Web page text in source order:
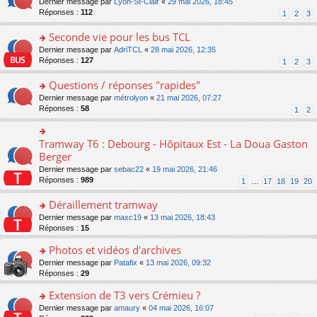
nt
s
ré
e
nt
lu
le
pl
u
s
ré
c
nt
e
n
lu
le
pl
u
s
ré
nt
le
m
e
s
s
a
g
n
o
n
lu
le
u
s
ré
nt
n
s
ult
er
le
m
e
s
s
a
g
e
n
o
n
lu
le
pl
u
s
ré
c
nt
Réponses : 112 1 2 3
o
n
s
ult
er
le
m
e
s
a
g
e
n
lu
le
pl
u
s
ré
c
e
nt
Seconde vie pour les bus TCL
Dernier message par AdriTCL « 28 mai 2026, 12:35
Réponses : 127 1 2 3
o
n
s
ult
er
le
m
e
s
s
a
g
e
n
o
n
lu
le
u
s
Questions / réponses "rapides"
Dernier message par métrolyon « 21 mai 2026, 07:27
Réponses : 58 1 2
o
n
ult
er
le
m
e
s
s
a
g
e
n
o
n
lu
Tramway T6 : Debourg - Hôpitaux Est - La Doua Gaston
Berger
Dernier message par sebac22 « 19 mai 2026, 21:46
Réponses : 989 1 17 18 19 20
o
n
s
ult
er
le
m
e
s
s
Déraillement tramway
Dernier message par maxc19 « 13 mai 2026, 18:43
Réponses : 15
o
n
s
ult
er
Photos et vidéos d'archives
Dernier message par Patafix « 13 mai 2026, 09:32
Réponses : 29
o
Extension de T3 vers Crémieu ?
Dernier message par amaury « 04 mai 2026, 16:07